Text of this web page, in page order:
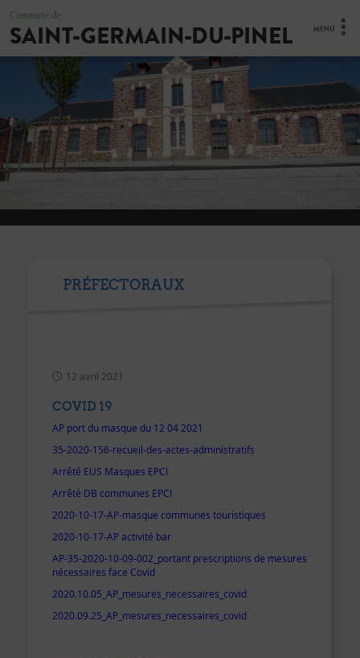
Commune de
SAINT-GERMAIN-DU-PINEL MENU
PRÉFECTORAUX
12 avril 2021
COVID 19
AP port du masque du 12 04 2021
35-2020-156-recueil-des-actes-administratifs
Arrêté EUS Masques EPCI
Arrêté DB communes EPCI
2020-10-17-AP-masque communes touristiques
2020-10-17-AP activité bar
AP-35-2020-10-09-002_portant prescriptions de mesures
nécessaires face Covid
2020.10.05_AP_mesures_necessaires_covid
2020.09.25_AP_mesures_necessaires_covid